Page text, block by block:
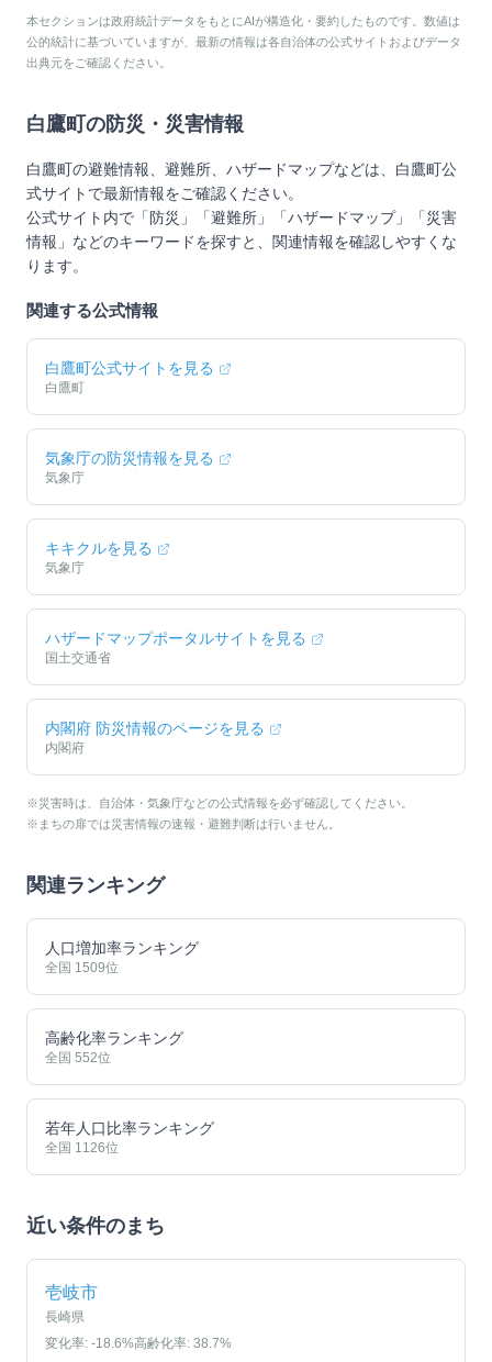
本セクションは政府統計データをもとにAIが構造化・要約したものです。数値は
公的統計に基づいていますが、最新の情報は各自治体の公式サイトおよびデータ
出典元をご確認ください。
白鷹町 の防災・災害情報
白鷹町の避難情報、避難所、ハザードマップなどは、 白鷹町公
式サイトで最新情報をご確認ください。
公式サイト内で「防災」「避難所」「ハザードマップ」「災害
情報」などのキーワードを探すと、関連情報を確認しやすくな
ります。
関連する公式情報
白鷹町公式サイトを見る
白鷹町
気象庁の防災情報を見る
気象庁
キキクルを見る
気象庁
ハザードマップポータルサイトを見る
国土交通省
内閣府 防災情報のページを見る
内閣府
※災害時は、自治体・気象庁などの公式情報を必ず確認してください。
※まちの扉では災害情報の速報・避難判断は行いません。
関連ランキング
人口増加率ランキング
全国 1509位
高齢化率ランキング
全国 552位
若年人口比率ランキング
全国 1126位
近い条件のまち
壱岐市
長崎県
変化率: -18.6%高齢化率: 38.7%